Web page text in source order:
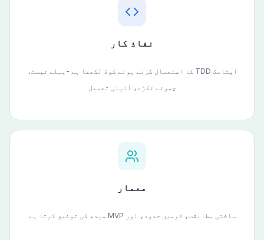
نفاذ کار
ایٹامک TDD کا استعمال کرتے ہوئے کوڈ لکھتا ہے -پہلے ٹیسٹ،
چھوٹے ٹکڑے، آئینی تعمیل
معمار
ساختی مطابقت، ڈومین حدود، اور MVP سیدھ کی توثیق کرتا ہے